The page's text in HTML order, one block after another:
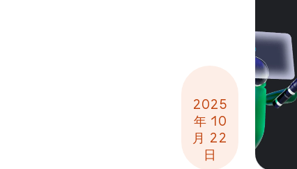
2025
年 10
月 22
日